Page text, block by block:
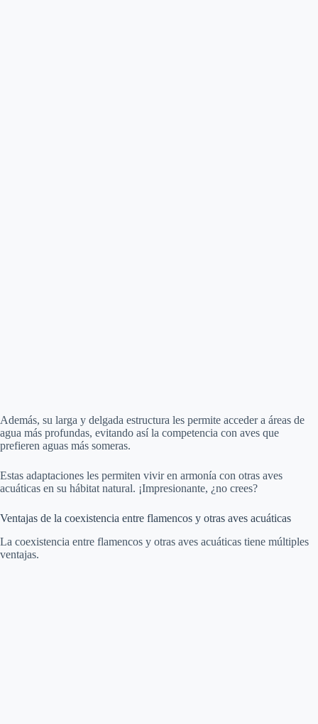
Además, su larga y delgada estructura les permite acceder a áreas de
agua más profundas, evitando así la competencia con aves que
prefieren aguas más someras.
Estas adaptaciones les permiten vivir en armonía con otras aves
acuáticas en su hábitat natural. ¡Impresionante, ¿no crees?
Ventajas de la coexistencia entre flamencos y otras aves acuáticas
La coexistencia entre flamencos y otras aves acuáticas tiene múltiples
ventajas.